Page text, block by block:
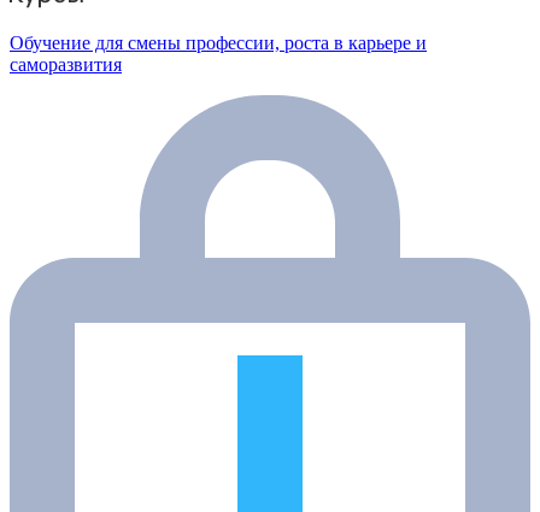
Обучение для смены профессии, роста в карьере и
саморазвития